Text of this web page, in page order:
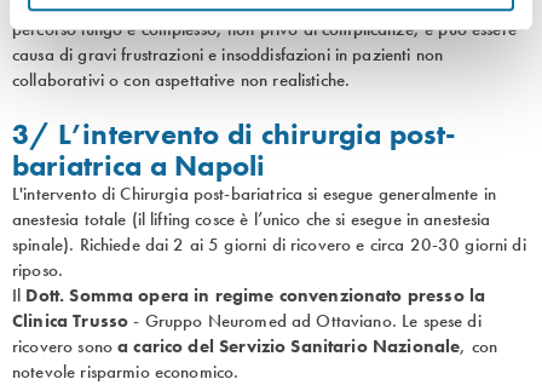
percorso lungo e complesso, non privo di complicanze, e può essere
causa di gravi frustrazioni e insoddisfazioni in pazienti non
collaborativi o con aspettative non realistiche.
3/ L’intervento di chirurgia post-
bariatrica a Napoli
L'intervento di Chirurgia post-bariatrica si esegue generalmente in
anestesia totale (il lifting cosce è l’unico che si esegue in anestesia
spinale). Richiede dai 2 ai 5 giorni di ricovero e circa 20-30 giorni di
riposo.
Il Dott. Somma opera in regime convenzionato presso la
Clinica Trusso - Gruppo Neuromed ad Ottaviano. Le spese di
ricovero sonoa carico del Servizio Sanitario Nazionale, con
notevole risparmio economico.